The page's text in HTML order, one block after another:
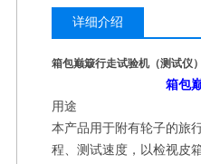
详细介绍
箱包巅簸行走试验机（测试仪
箱包
用途
本产品用于附有轮子的旅
程、测试速度，以检视皮